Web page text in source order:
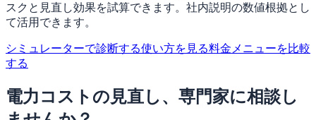
スクと見直し効果を試算できます。社内説明の数値根拠とし
て活用できます。
シミュレーターで診断する使い方を見る料金メニューを比較
する
電力コストの見直し、専門家に相談し